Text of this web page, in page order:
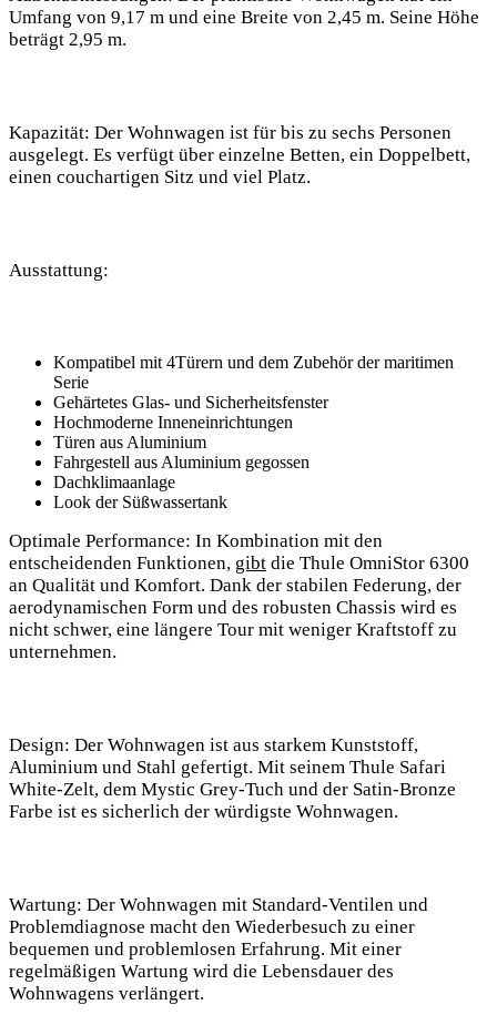
Umfang von 9,17 m und eine Breite von 2,45 m. Seine Höhe
⁢beträgt 2,95 m.
Kapazität: Der ‍Wohnwagen ist für bis zu sechs Personen
ausgelegt. Es verfügt über einzelne Betten, ein Doppelbett,
einen couchartigen ​Sitz ‍und viel Platz.
Ausstattung:
Kompatibel mit 4Türern und dem‌ Zubehör der maritimen
Serie
Gehärtetes Glas- und Sicherheitsfenster
Hochmoderne Inneneinrichtungen
Türen aus Aluminium
Fahrgestell aus Aluminium gegossen
Dachklimaanlage
Look der Süßwassertank
Optimale Performance: In Kombination mit den‍
entscheidenden Funktionen, gibt die ‌Thule OmniStor 6300
an Qualität und Komfort. Dank der stabilen Federung, der
aerodynamischen Form und des robusten Chassis⁣ wird ⁢es
nicht schwer, eine längere Tour mit weniger Kraftstoff zu
unternehmen.
Design: Der⁣ Wohnwagen ist aus starkem Kunststoff,​
Aluminium und Stahl gefertigt. Mit ​seinem Thule Safari
White-Zelt, dem Mystic Grey-Tuch und der ‍Satin-Bronze
Farbe ist es sicherlich der würdigste Wohnwagen.
Wartung: Der Wohnwagen mit​ Standard-Ventilen und
⁣Problemdiagnose macht den Wiederbesuch zu‌ einer
bequemen und problemlosen Erfahrung. Mit einer
regelmäßigen Wartung wird die Lebensdauer des
Wohnwagens verlängert.